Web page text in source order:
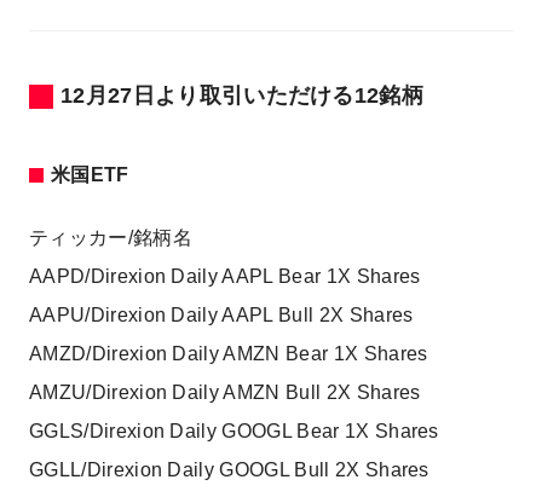
12月27日より取引いただける12銘柄
米国ETF
ティッカー/銘柄名
AAPD/Direxion Daily AAPL Bear 1X Shares
AAPU/Direxion Daily AAPL Bull 2X Shares
AMZD/Direxion Daily AMZN Bear 1X Shares
AMZU/Direxion Daily AMZN Bull 2X Shares
GGLS/Direxion Daily GOOGL Bear 1X Shares
GGLL/Direxion Daily GOOGL Bull 2X Shares